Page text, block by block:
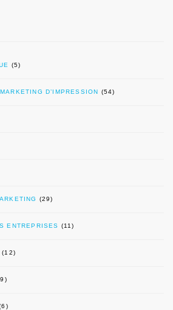
(5)
D’IMPRESSION (54)
(29)
ENTREPRISES (11)
(12)